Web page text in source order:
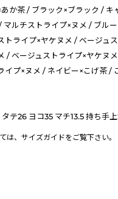
あか茶 / ブラック×ブラック / キ
マルチストライプ×ヌメ / ブル
トライプ×ヤケヌメ / ベージュ
/ ベージュストライプ×ヤケヌ
イプ×ヌメ / ネイビー×こげ茶 /
タテ26 ヨコ35 マチ13.5 持ち手
は、 サイズガイドをご覧下さい。